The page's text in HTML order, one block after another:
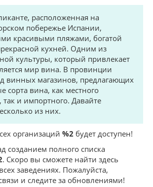
расположенная на
побережье Испании,
красивыми пляжами, богатой
кухней. Одним из
культуры, который привлекает
мир вина. В провинции
винных магазинов, предлагающих
сорта вина, как местного
так и импортного. Давайте
из них.
организаций %2 будет доступен!
созданием полного списка
. Скоро вы сможете найти здесь
заведениях. Пожалуйста,
и следите за обновлениями!